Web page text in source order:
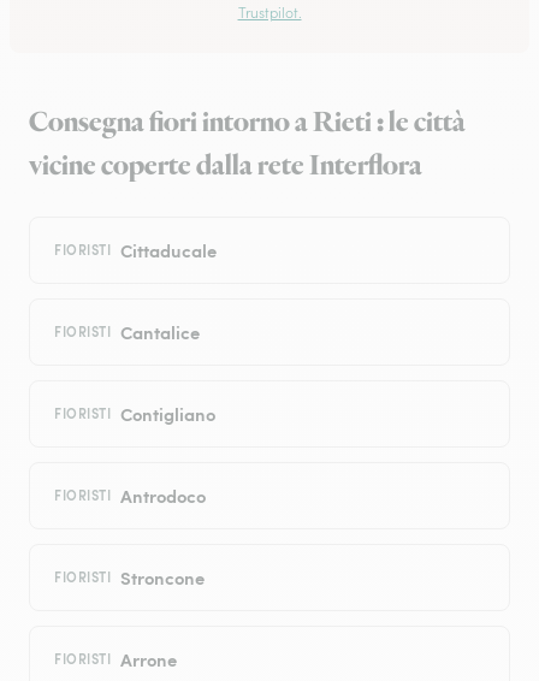
Trustpilot.
Consegna fiori intorno a Rieti : le città
vicine coperte dalla rete Interflora
FIORISTI Cittaducale
FIORISTI Cantalice
FIORISTI Contigliano
FIORISTI Antrodoco
FIORISTI Stroncone
FIORISTI Arrone